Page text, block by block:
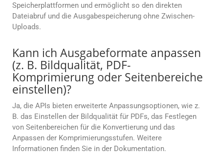
Speicherplattformen und ermöglicht so den direkten
Dateiabruf und die Ausgabespeicherung ohne Zwischen-
Uploads.
Kann ich Ausgabeformate anpassen
(z. B. Bildqualität, PDF-
Komprimierung oder Seitenbereiche
einstellen)?
Ja, die APIs bieten erweiterte Anpassungsoptionen, wie z.
B. das Einstellen der Bildqualität für PDFs, das Festlegen
von Seitenbereichen für die Konvertierung und das
Anpassen der Komprimierungsstufen. Weitere
Informationen finden Sie in der Dokumentation.